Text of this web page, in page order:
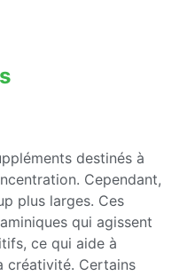
destinés à
Cependant,
plus larges. Ces
qui agissent
ce qui aide à
créativité. Certains